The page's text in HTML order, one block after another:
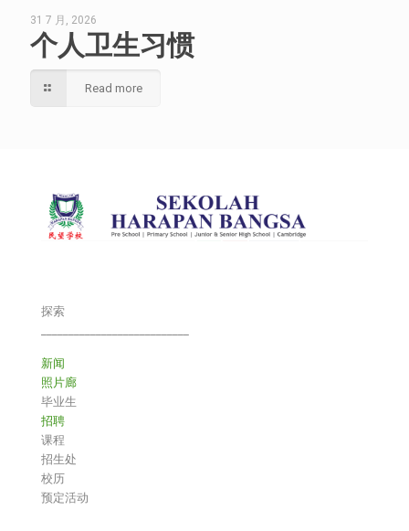
31 7 月, 2026
个人卫生习惯
Read more
探索
新闻
照片廊
毕业生
招聘
课程
招生处
校历
预定活动